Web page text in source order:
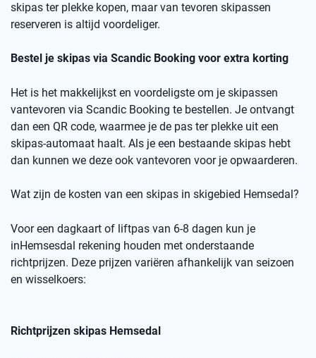
skipas ter plekke kopen, maar van tevoren skipassen
reserveren is altijd voordeliger.
Bestel je skipas via Scandic Booking voor extra korting
Het is het makkelijkst en voordeligste om je skipassen
vantevoren via Scandic Booking te bestellen. Je ontvangt
dan een QR code, waarmee je de pas ter plekke uit een
skipas-automaat haalt. Als je een bestaande skipas hebt
dan kunnen we deze ook vantevoren voor je opwaarderen.
Wat zijn de kosten van een skipas in skigebied Hemsedal ?
Voor een dagkaart of liftpas van 6-8 dagen kun je
inHemsesdal rekening houden met onderstaande
richtprijzen. Deze prijzen variëren afhankelijk van seizoen
en wisselkoers:
Richtprijzen skipas Hemsedal